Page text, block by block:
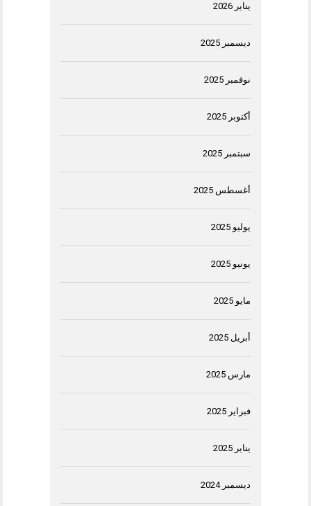
يناير 2026
ديسمبر 2025
نوفمبر 2025
أكتوبر 2025
سبتمبر 2025
أغسطس 2025
يوليو 2025
يونيو 2025
مايو 2025
أبريل 2025
مارس 2025
فبراير 2025
يناير 2025
ديسمبر 2024